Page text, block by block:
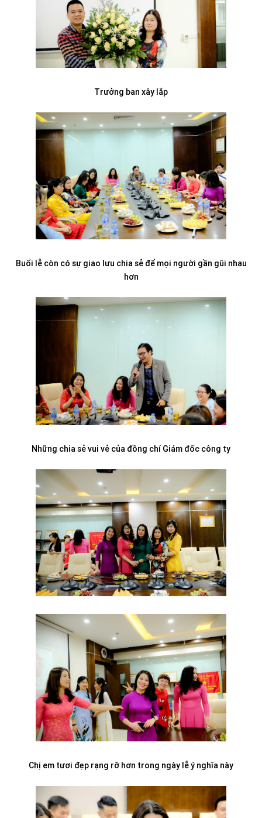
Trưởng ban xây lắp
Buổi lễ còn có sự giao lưu chia sẻ để mọi người gần gũi nhau
hơn
Những chia sẻ vui vẻ của đồng chí Giám đốc công ty
Chị em tươi đẹp rạng rỡ hơn trong ngày lễ ý nghĩa này